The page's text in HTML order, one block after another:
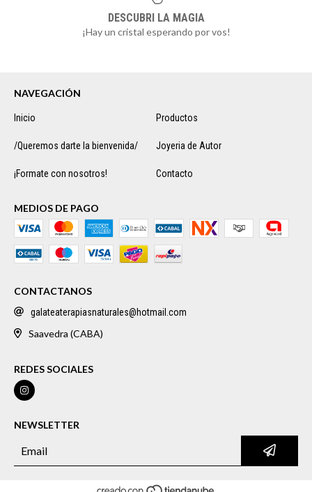
DESCUBRI LA MAGIA
¡Hay un cristal esperando por vos!
NAVEGACIÓN
Inicio Productos
/Queremos darte la bienvenida/ Joyeria de Autor
¡Formate con nosotros! Contacto
MEDIOS DE PAGO
CONTACTANOS
galateaterapiasnaturales@hotmail.com
Saavedra (CABA)
REDES SOCIALES
NEWSLETTER